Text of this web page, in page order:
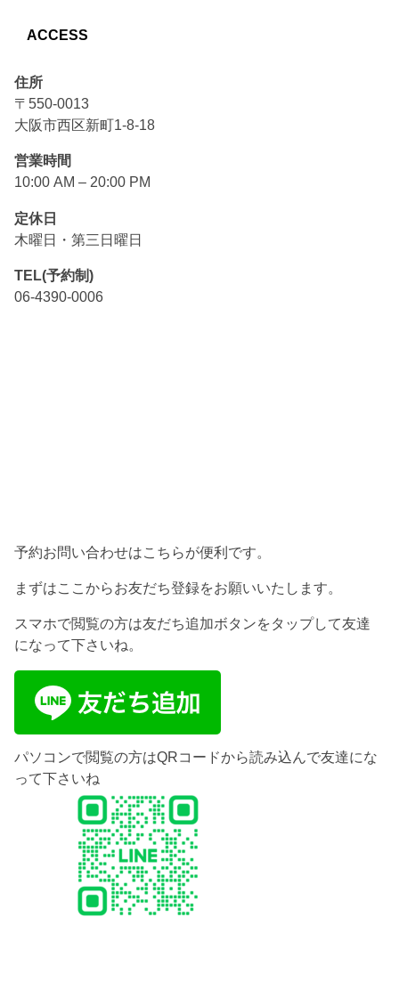
ACCESS
住所
〒550-0013
大阪市西区新町1-8-18
営業時間
10:00 AM – 20:00 PM
定休日
木曜日・第三日曜日
TEL(予約制)
06-4390-0006
予約お問い合わせはこちらが便利です。
まずはここからお友だち登録をお願いいたします。
スマホで閲覧の方は友だち追加ボタンをタップして友達
になって下さいね。
パソコンで閲覧の方はQRコードから読み込んで友達にな
って下さいね